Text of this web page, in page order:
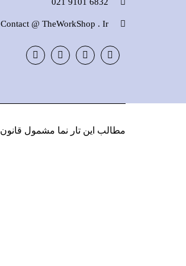
Contact @ TheWorkShop . Ir
مطالب این تار نما مشمول قانون Copy right می باشد